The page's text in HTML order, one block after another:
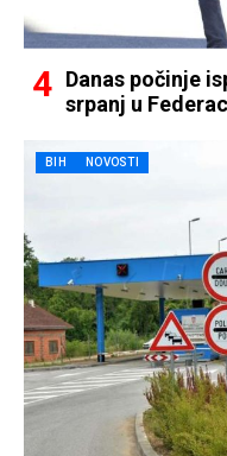
Danas počinje
srpanj u
BIH NOVOSTI